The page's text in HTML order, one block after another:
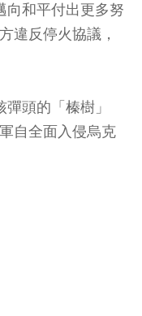
向和平付出更多努
違反停火協議，
頭的「榛樹」
自全面入侵烏克